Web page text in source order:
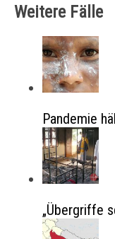
Weitere Fälle
Pandemie
„Übergriffe